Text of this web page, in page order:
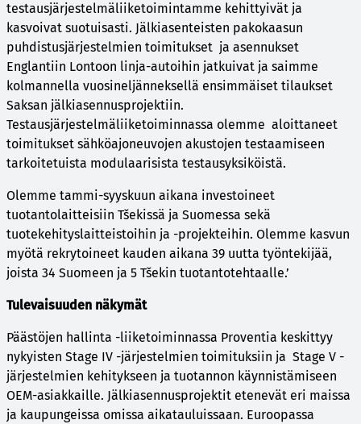
testausjärjestelmäliiketoimintamme kehittyivät ja
kasvoivat suotuisasti. Jälkiasenteisten pakokaasun
puhdistusjärjestelmien toimitukset ja asennukset
Englantiin Lontoon linja-autoihin jatkuivat ja saimme
kolmannella vuosineljänneksellä ensimmäiset tilaukset
Saksan jälkiasennusprojektiin.
Testausjärjestelmäliiketoiminnassa olemme aloittaneet
toimitukset sähköajoneuvojen akustojen testaamiseen
tarkoitetuista modulaarisista testausyksiköistä.
Olemme tammi-syyskuun aikana investoineet
tuotantolaitteisiin Tšekissä ja Suomessa sekä
tuotekehityslaitteistoihin ja -projekteihin. Olemme kasvun
myötä rekrytoineet kauden aikana 39 uutta työntekijää,
joista 34 Suomeen ja 5 Tšekin tuotantotehtaalle.’
Tulevaisuuden näkymät
Päästöjen hallinta -liiketoiminnassa Proventia keskittyy
nykyisten Stage IV -järjestelmien toimituksiin ja Stage V -
järjestelmien kehitykseen ja tuotannon käynnistämiseen
OEM-asiakkaille. Jälkiasennusprojektit etenevät eri maissa
ja kaupungeissa omissa aikatauluissaan. Euroopassa